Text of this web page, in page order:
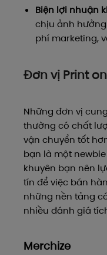
Biện lợi nhuận
chịu ảnh
phí marketing,
Đơn vị Print
Những đơn vị
thường có chất
vận chuyển tốt
bạn là một
khuyên bạn nên
tín để việc bán
những nền tảng
nhiều đánh giá
Merchize